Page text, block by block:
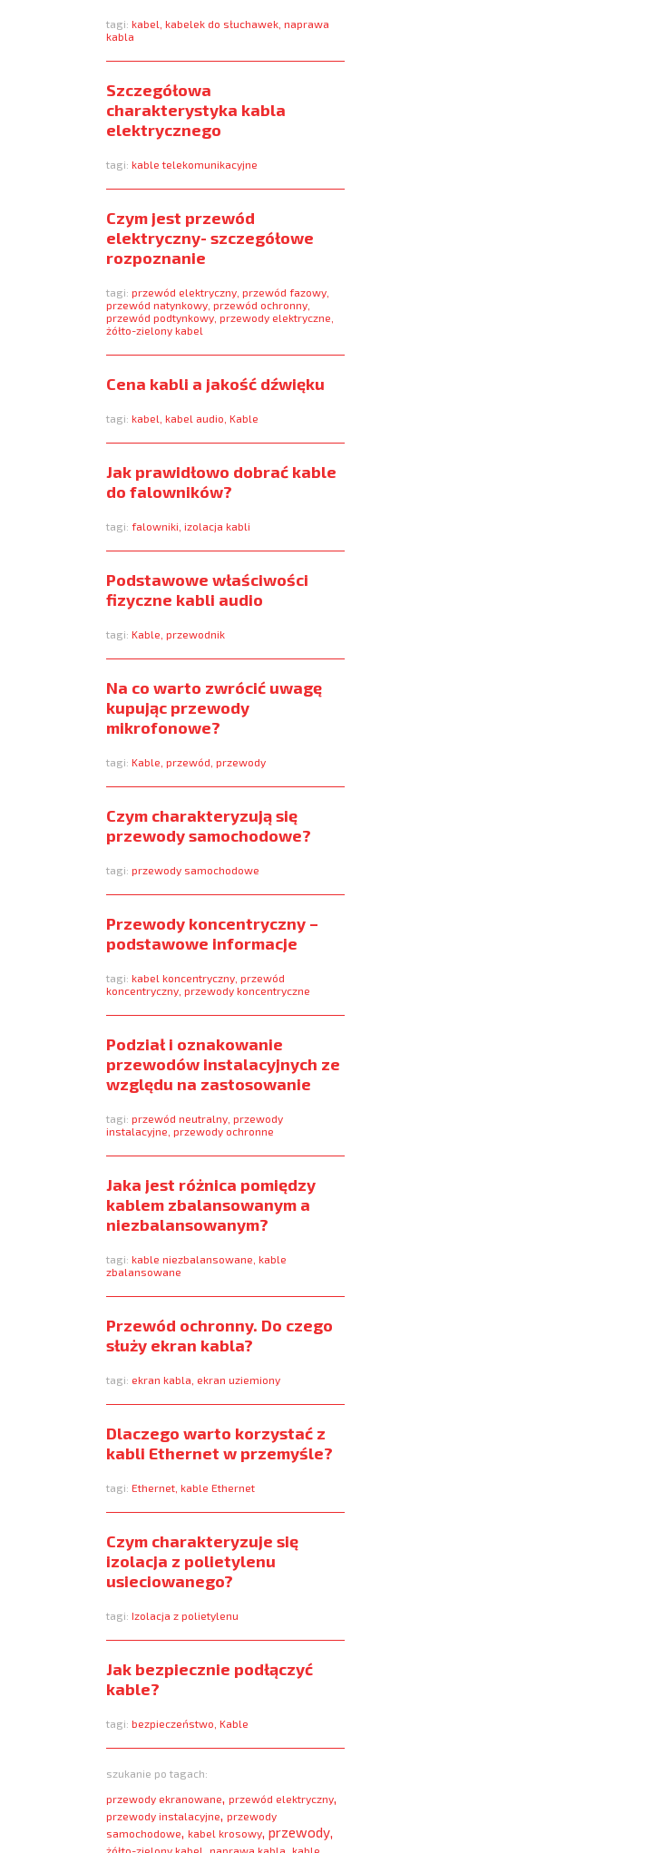
tagi: kabel kabelek do słuchawek naprawa
kabla
Szczegółowa
charakterystyka kabla
elektrycznego
tagi: kable telekomunikacyjne
Czym jest przewód
elektryczny- szczegółowe
rozpoznanie
tagi: przewód elektryczny przewód fazowy
przewód natynkowy przewód ochronny
przewód podtynkowy przewody elektryczne
żółto-zielony kabel
Cena kabli a jakość dźwięku
tagi: kabel kabel audio Kable
Jak prawidłowo dobrać kable
do falowników?
tagi: falowniki izolacja kabli
Podstawowe właściwości
fizyczne kabli audio
tagi: Kable przewodnik
Na co warto zwrócić uwagę
kupując przewody
mikrofonowe?
tagi: Kable przewód przewody
Czym charakteryzują się
przewody samochodowe?
tagi: przewody samochodowe
Przewody koncentryczny –
podstawowe informacje
tagi: kabel koncentryczny przewód
koncentryczny przewody koncentryczne
Podział i oznakowanie
przewodów instalacyjnych ze
względu na zastosowanie
tagi: przewód neutralny przewody
instalacyjne przewody ochronne
Jaka jest różnica pomiędzy
kablem zbalansowanym a
niezbalansowanym?
tagi: kable niezbalansowane kable
zbalansowane
Przewód ochronny. Do czego
służy ekran kabla?
tagi: ekran kabla ekran uziemiony
Dlaczego warto korzystać z
kabli Ethernet w przemyśle?
tagi: Ethernet kable Ethernet
Czym charakteryzuje się
izolacja z polietylenu
usieciowanego?
tagi: Izolacja z polietylenu
Jak bezpiecznie podłączyć
kable?
tagi: bezpieczeństwo Kable
szukanie po tagach:
przewody ekranowane, przewód elektryczny,
przewody instalacyjne, przewody
samochodowe, kabel krosowy, przewody,
żółto-zielony kabel naprawa kabla kable